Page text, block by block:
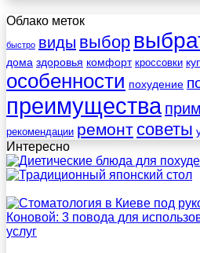
Облако меток
быстро виды выбор
дома здоровья комфорт кроссовки
особенности похудение
преимущества
рекомендации ремонт советы
Интересно